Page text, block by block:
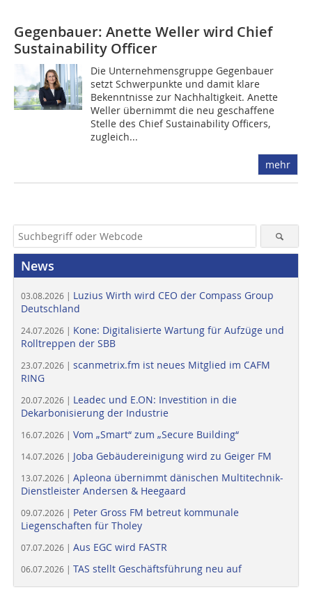
Gegenbauer: Anette Weller wird Chief
Sustainability Officer
Die Unternehmensgruppe Gegenbauer
setzt Schwerpunkte und damit klare
Bekenntnisse zur Nachhaltigkeit. Anette
Weller übernimmt die neu geschaffene
Stelle des Chief Sustainability Officers,
zugleich...
mehr
News
03.08.2026 | Luzius Wirth wird CEO der Compass Group
Deutschland
24.07.2026 | Kone: Digitalisierte Wartung für Aufzüge und
Rolltreppen der SBB
23.07.2026 | scanmetrix.fm ist neues Mitglied im CAFM
RING
20.07.2026 | Leadec und E.ON: Investition in die
Dekarbonisierung der Industrie
16.07.2026 | Vom „Smart“ zum „Secure Building“
14.07.2026 | Joba Gebäudereinigung wird zu Geiger FM
13.07.2026 | Apleona übernimmt dänischen Multitechnik-
Dienstleister Andersen & Heegaard
09.07.2026 | Peter Gross FM betreut kommunale
Liegenschaften für Tholey
07.07.2026 | Aus EGC wird FASTR
06.07.2026 | TAS stellt Geschäftsführung neu auf